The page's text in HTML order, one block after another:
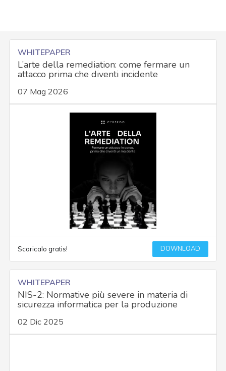
WHITEPAPER
L’arte della remediation: come fermare un
attacco prima che diventi incidente
07 Mag 2026
Scaricalo gratis! DOWNLOAD
WHITEPAPER
NIS-2: Normative più severe in materia di
sicurezza informatica per la produzione
02 Dic 2025